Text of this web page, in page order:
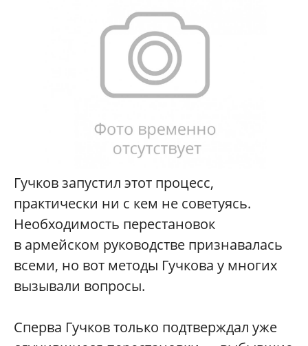
Гучков запустил этот процесс,
практически ни с кем не советуясь.
Необходимость перестановок
в армейском руководстве признавалась
всеми, но вот методы Гучкова у многих
вызывали вопросы.
Сперва Гучков только подтверждал уже